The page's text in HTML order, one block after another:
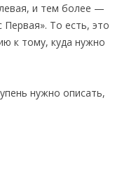
и тем более —
То есть, это
к тому, куда нужно
нужно описать,